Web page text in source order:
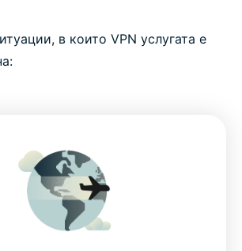
в които VPN услугата е